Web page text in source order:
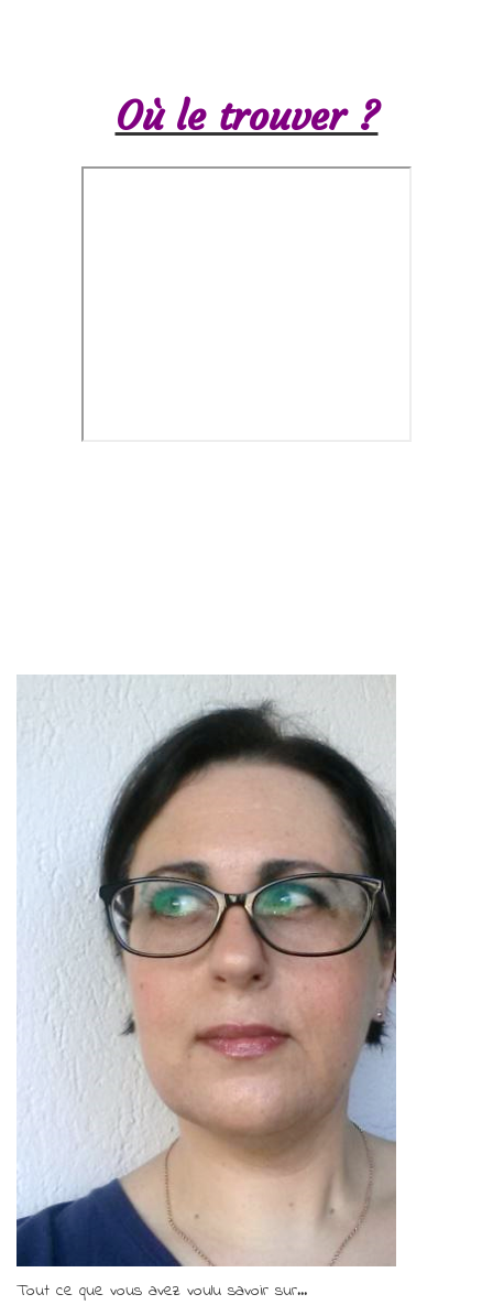
Où le trouver ?
Tout ce que vous avez voulu savoir sur...